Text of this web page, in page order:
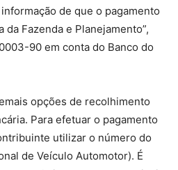
de que o pagamento
da Fazenda e Planejamento”,
90 em conta do Banco do
opções de recolhimento
Para efetuar o pagamento
utilizar o número do
de Veículo Automotor). É